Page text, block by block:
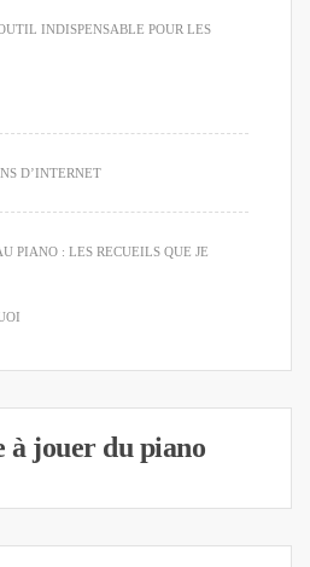
INDISPENSABLE POUR LES
D’INTERNET
PIANO : LES RECUEILS QUE JE
à jouer du piano